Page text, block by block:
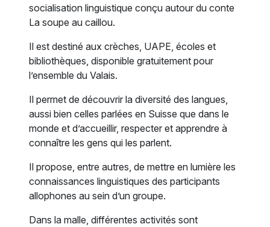
socialisation linguistique conçu autour du conte
La soupe au caillou.
Il est destiné aux crèches, UAPE, écoles et
bibliothèques, disponible gratuitement pour
l’ensemble du Valais.
Il permet de découvrir la diversité des langues,
aussi bien celles parlées en Suisse que dans le
monde et d’accueillir, respecter et apprendre à
connaître les gens qui les parlent.
Il propose, entre autres, de mettre en lumière les
connaissances linguistiques des participants
allophones au sein d’un groupe.
Dans la malle, différentes activités sont